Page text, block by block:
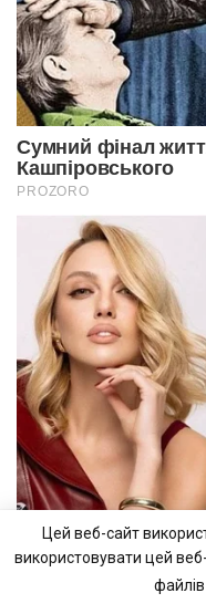
Цей веб-сайт
використовувати цей